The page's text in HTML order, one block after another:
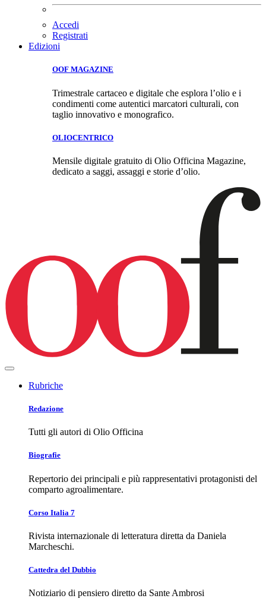
Accedi
Registrati
Edizioni
OOF MAGAZINE
Trimestrale cartaceo e digitale che esplora l’olio e i
condimenti come autentici marcatori culturali, con
taglio innovativo e monografico.
OLIOCENTRICO
Mensile digitale gratuito di Olio Officina Magazine,
dedicato a saggi, assaggi e storie d’olio.
Rubriche
Redazione
Tutti gli autori di Olio Officina
Biografie
Repertorio dei principali e più rappresentativi protagonisti del
comparto agroalimentare.
Corso Italia 7
Rivista internazionale di letteratura diretta da Daniela
Marcheschi.
Cattedra del Dubbio
Notiziario di pensiero diretto da Sante Ambrosi